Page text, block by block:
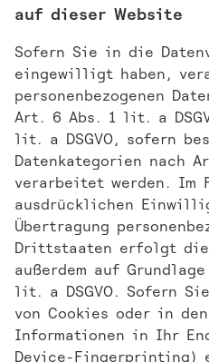
auf dieser Website
Sofern Sie in die
eingewilligt haben,
personenbezogenen
Art. 6 Abs. 1 lit. a
lit. a DSGVO, sofern
Datenkategorien nach
verarbeitet werden. Im
ausdrücklichen
Übertragung
Drittstaaten erfolgt die
außerdem auf
lit. a DSGVO. Sofern
von Cookies oder in
Informationen in Ihr
Device-Fingerprinting)